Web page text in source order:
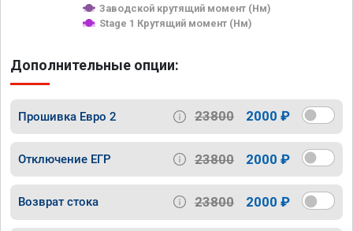
Заводской крутящий момент (Нм)
Stage 1 Крутящий момент (Нм)
Дополнительные опции:
Прошивка Евро 2 23800 2000 ₽
Отключение ЕГР 23800 2000 ₽
Возврат стока 23800 2000 ₽